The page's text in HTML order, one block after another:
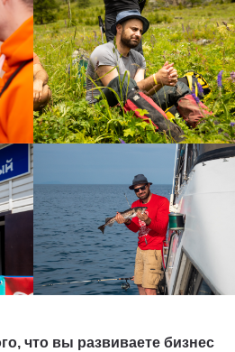
что вы развиваете бизнес